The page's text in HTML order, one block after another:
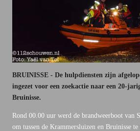
BRUINISSE - De hulpdiensten zijn
ingezet voor een zoekactie naar een 20-
Bruinisse.
Rond 00.00 uur werd de brandweerboot van
om tussen de Krammersluizen en Bruinisse te